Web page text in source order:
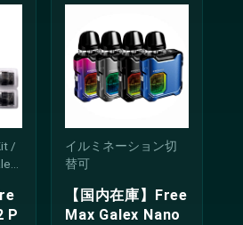
/
P
イルミネーション切
替可
【国内在庫】Free
Max Galex Nano